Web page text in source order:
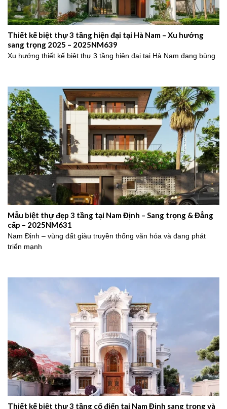
Thiết kế biệt thự 3 tầng hiện đại tại Hà Nam – Xu hướng
sang trọng 2025 – 2025NM639
Xu hướng thiết kế biệt thự 3 tầng hiện đại tại Hà Nam đang bùng
Mẫu biệt thự đẹp 3 tầng tại Nam Định – Sang trọng & Đẳng
cấp – 2025NM631
Nam Định – vùng đất giàu truyền thống văn hóa và đang phát
triển mạnh
Thiết kế biệt thự 3 tầng cổ điển tại Nam Định sang trọng và